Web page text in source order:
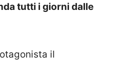
tutti i giorni dalle
il